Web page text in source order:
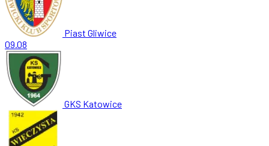
Piast Gliwice
09.08
GKS Katowice